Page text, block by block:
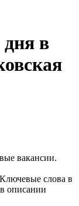
дня в
вакансии.
Ключевые слова в
описании